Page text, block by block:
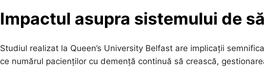
Impactul asupra sistemului de
Studiul realizat la Queen’s University Belfast are implicații
ce numărul pacienților cu demență continuă să crească,